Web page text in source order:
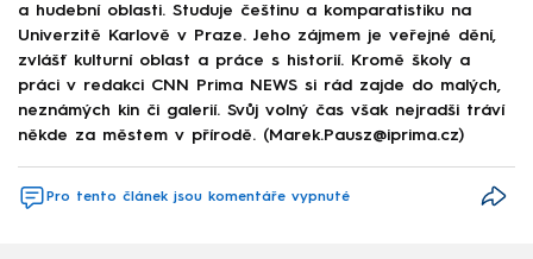
a hudební oblasti. Studuje češtinu a komparatistiku na
Univerzitě Karlově v Praze. Jeho zájmem je veřejné dění,
zvlášť kulturní oblast a práce s historií. Kromě školy a
práci v redakci CNN Prima NEWS si rád zajde do malých,
neznámých kin či galerií. Svůj volný čas však nejradši tráví
někde za městem v přírodě. (Marek.Pausz@iprima.cz)
Pro tento článek jsou komentáře vypnuté